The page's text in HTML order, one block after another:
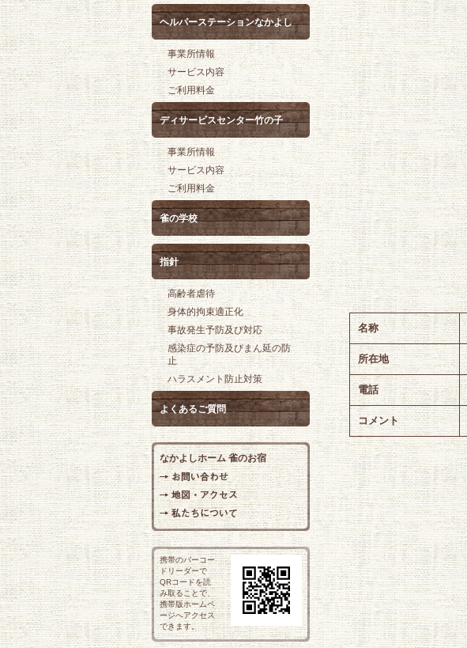
名称
所在地
電話
コメント
ヘルパーステーションなかよし
事業所情報
サービス内容
ご利用料金
ディサービスセンター竹の子
事業所情報
サービス内容
ご利用料金
雀の学校
指針
高齢者虐待
身体的拘束適正化
事故発生予防及び対応
感染症の予防及びまん延の防
止
ハラスメント防止対策
よくあるご質問
なかよしホーム 雀のお宿
携帯のバーコー
ドリーダーで
QRコードを読
み取ることで、
携帯版ホームペ
ージへアクセス
できます。